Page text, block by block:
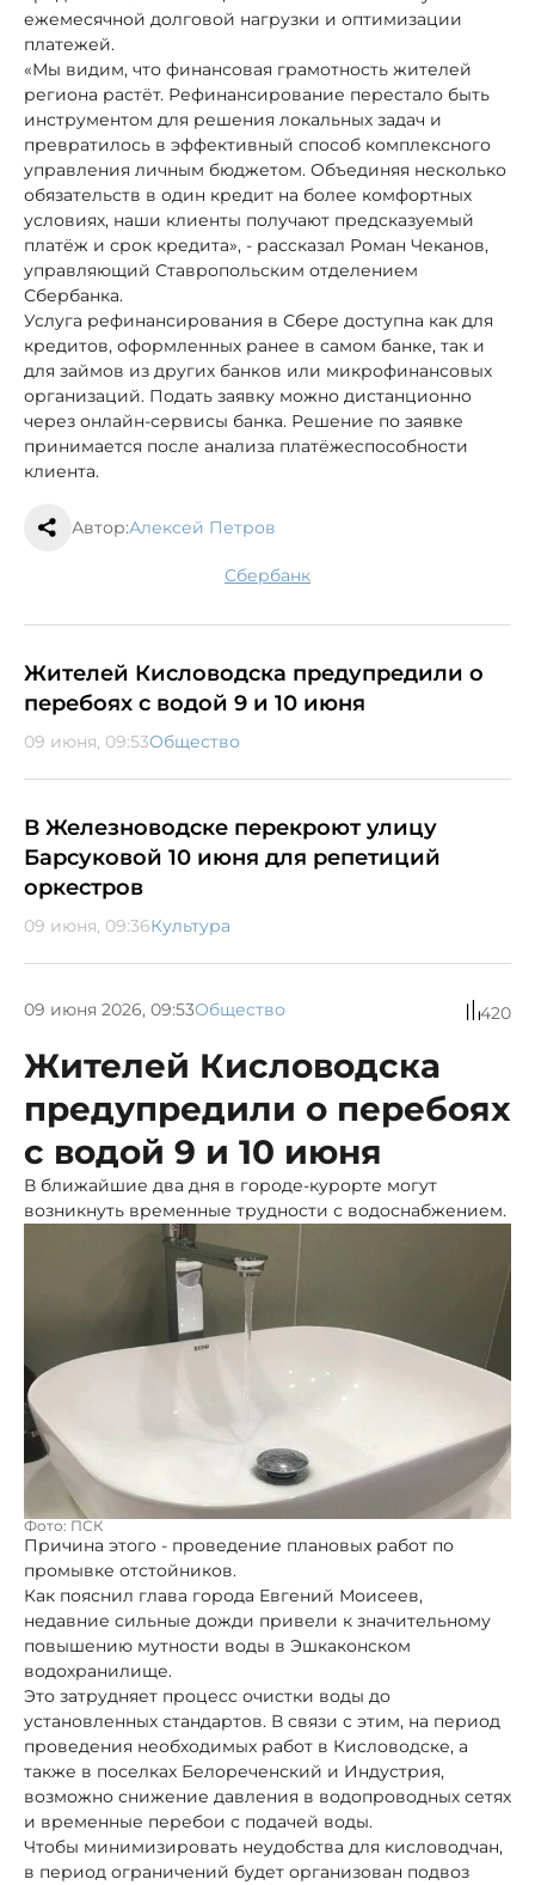
ежемесячной долговой нагрузки и оптимизации
платежей.
«Мы видим, что финансовая грамотность жителей
региона растёт. Рефинансирование перестало быть
инструментом для решения локальных задач и
превратилось в эффективный способ комплексного
управления личным бюджетом. Объединяя несколько
обязательств в один кредит на более комфортных
условиях, наши клиенты получают предсказуемый
платёж и срок кредита», - рассказал Роман Чеканов,
управляющий Ставропольским отделением
Сбербанка.
Услуга рефинансирования в Сбере доступна как для
кредитов, оформленных ранее в самом банке, так и
для займов из других банков или микрофинансовых
организаций. Подать заявку можно дистанционно
через онлайн-сервисы банка. Решение по заявке
принимается после анализа платёжеспособности
клиента.
Автор:Алексей Петров
сбербанк
Жителей Кисловодска предупредили о
перебоях с водой 9 и 10 июня
09 июня, 09:53Общество
В Железноводске перекроют улицу
Барсуковой 10 июня для репетиций
оркестров
09 июня, 09:36Культура
09 июня 2026, 09:53Общество 420
Жителей Кисловодска
предупредили о перебоях
с водой 9 и 10 июня
В ближайшие два дня в городе-курорте могут
возникнуть временные трудности с водоснабжением.
Фото: ПСК
Причина этого - проведение плановых работ по
промывке отстойников.
Как пояснил глава города Евгений Моисеев,
недавние сильные дожди привели к значительному
повышению мутности воды в Эшкаконском
водохранилище.
Это затрудняет процесс очистки воды до
установленных стандартов. В связи с этим, на период
проведения необходимых работ в Кисловодске, а
также в поселках Белореченский и Индустрия,
возможно снижение давления в водопроводных сетях
и временные перебои с подачей воды.
Чтобы минимизировать неудобства для кисловодчан,
в период ограничений будет организован подвоз